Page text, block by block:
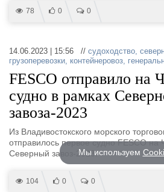
78 0 0
14.06.2023 | 15:56 // судоходство,
грузоперевозки, контейнеровоз,
FESCO отправило на
судно в рамках
завоза-2023
Из Владивостокского морского
отправилось первое судно FESCO на
Северный завоз-2023.
104 0 0
Мы используем